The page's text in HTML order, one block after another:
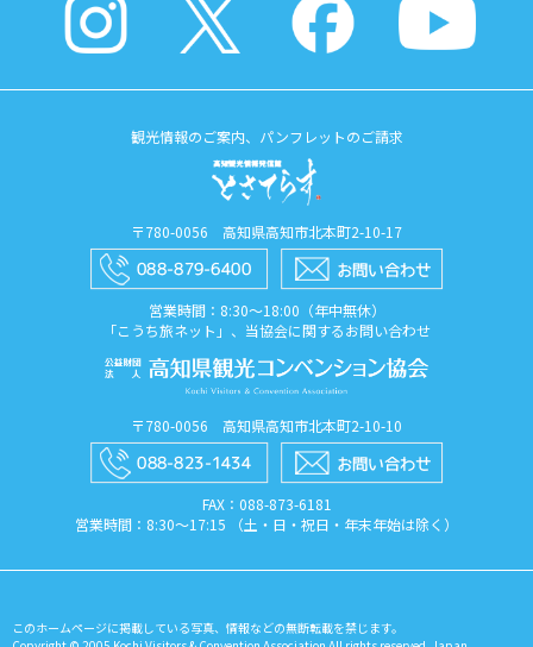
観光情報のご案内、パンフレットのご請求
〒780-0056 高知県高知市北本町2-10-17
営業時間：8:30〜18:00（年中無休）
「こうち旅ネット」、当協会に関するお問い合わせ
〒780-0056 高知県高知市北本町2-10-10
FAX：088​-873​-6181
営業時間：8:30〜17:15 （土・日・祝日・年末年始は除く）
このホームページに掲載している写真、情報などの無断転載を禁じます。